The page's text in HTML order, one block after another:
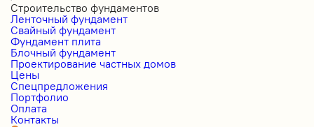
Строительство фундаментов
Ленточный фундамент
Свайный фундамент
Фундамент плита
Блочный фундамент
Проектирование частных домов
Цены
Cпецпредложения
Портфолио
Оплата
Контакты